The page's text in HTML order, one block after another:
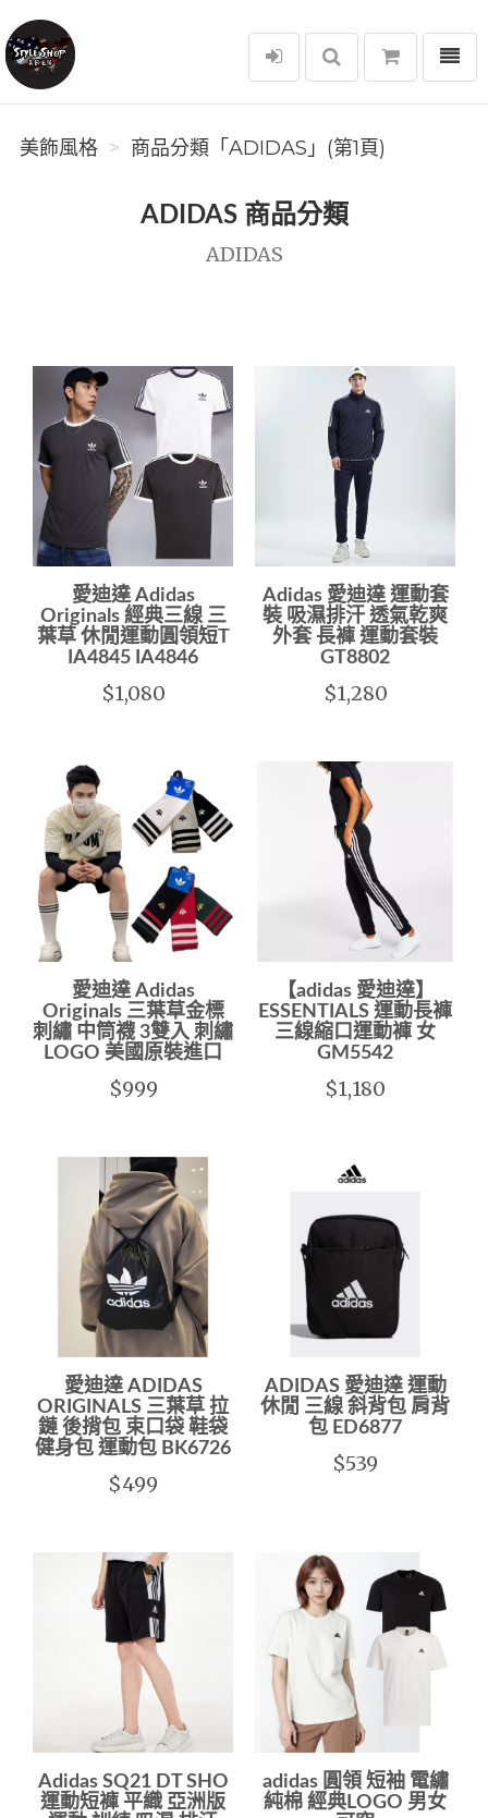
美飾風格
選單
美飾風格 商品分類「ADIDAS」(第1頁)
ADIDAS 商品分類
ADIDAS
愛迪達 Adidas
Originals 經典三線 三
葉草 休閒運動圓領短T
IA4845 IA4846
$1,080
Adidas 愛迪達 運動套
裝 吸濕排汗 透氣乾爽
外套 長褲 運動套裝
GT8802
$1,280
愛迪達 Adidas
Originals 三葉草金標
刺繡 中筒襪 3雙入 刺繡
LOGO 美國原裝進口
$999
【adidas 愛迪達】
ESSENTIALS 運動長褲
三線縮口運動褲 女
GM5542
$1,180
愛迪達 ADIDAS
ORIGINALS 三葉草 拉
鏈 後揹包 束口袋 鞋袋
健身包 運動包 BK6726
$499
ADIDAS 愛迪達 運動
休閒 三線 斜背包 肩背
包 ED6877
$539
Adidas SQ21 DT SHO
運動短褲 平織 亞洲版
adidas 圓領 短袖 電繡
純棉 經典LOGO 男女